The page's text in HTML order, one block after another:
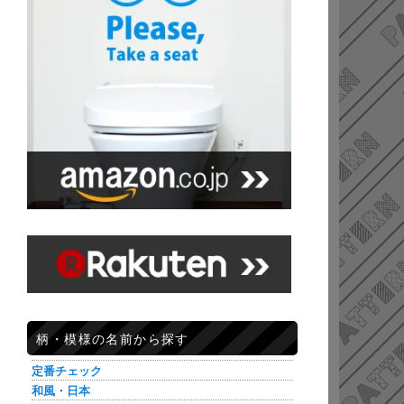
柄・模様の名前から探す
定番チェック
和風・日本